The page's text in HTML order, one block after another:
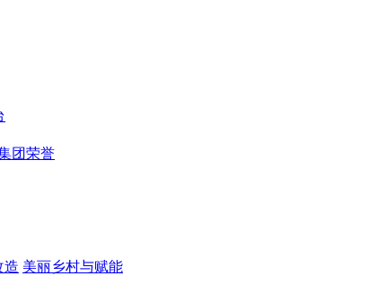
团荣誉
造 美丽乡村与赋能